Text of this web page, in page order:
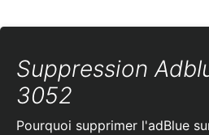
Suppression
3052
Pourquoi supprimer l'adBlue